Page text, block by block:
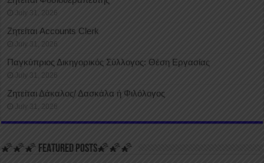
July 31, 2026
Ζητείται Accounts Clerk
July 31, 2026
Παγκύπριος Δικηγορικός Σύλλογος: Θέση Εργασίας
July 31, 2026
Ζητείται Δάκαλος/ Δασκάλα ή Φιλόλογος
July 31, 2026
🌠🌠🌠 FEATURED POSTS🌠🌠🌠